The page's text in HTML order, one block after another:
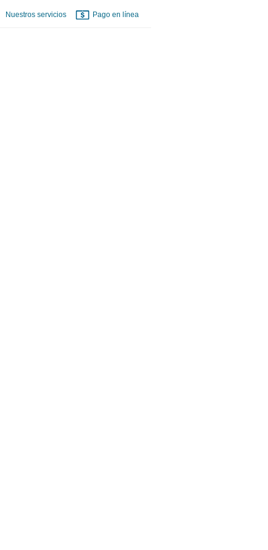
Nuestros servicios Pago en línea